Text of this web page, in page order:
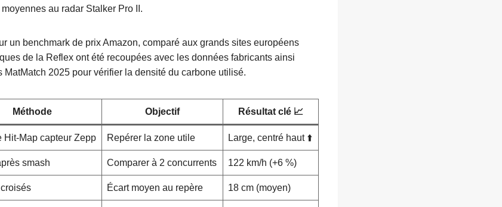
au radar Stalker Pro II.
un benchmark de prix Amazon, comparé aux grands sites européens
de la Reflex ont été recoupées avec les données fabricants ainsi
MatMatch 2025 pour vérifier la densité du carbone utilisé.
Méthode Objectif Résultat clé 📈
Hit-Map capteur Zepp Repérer la zone utile Large, centré haut ⬆️
smash Comparer à 2 concurrents 122 km/h (+6 %)
Écart moyen au repère 18 cm (moyen)